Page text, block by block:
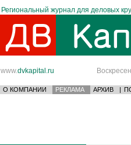
Региональный журнал для деловых
www.dvkapital.ru
О КОМПАНИИ РЕКЛАМА АРХИВ |